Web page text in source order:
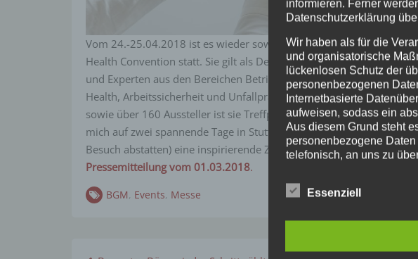
Vom 24.-25.04.2018 ist es wieder soweit. Auf dem Stuttgarter
Health Convention statt. Sie gilt als Deutschlands wichtigster BGM-
und Experten aus den Bereichen Betriebliche
Health, Arbeitssicherheit und Unfallprävention.Mit mehr als 80
sowie über 160 Aussteller ist sie Treffpunkt Nummer 1 für
mich auf zwei spannende Tage in Stuttgart und wünsche Ihnen (falls
Besuch abstatten) eine inspirierende Zeit.Mehr Informationen zur
Pressemitteilung vom 01.03.2018.
BGM, Events, Messe
informieren. Ferner
Datenschutzerklärung
Wir haben als für die
und organisatorische
lückenlosen Schutz der
personenbezogenen
Internetbasierte
aufweisen, sodass ein
Aus diesem Grund steht
personenbezogene
telefonisch, an uns zu
Europäischen Richtlinien-
Grundverordnung (DS-
soll sowohl für die
Essenziell